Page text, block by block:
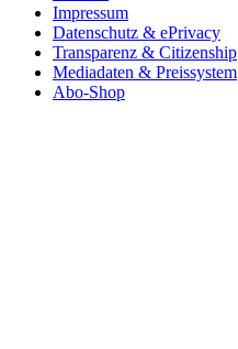
Impressum
Datenschutz & ePrivacy
Transparenz & Citizenship
Mediadaten & Preissystem
Abo-Shop